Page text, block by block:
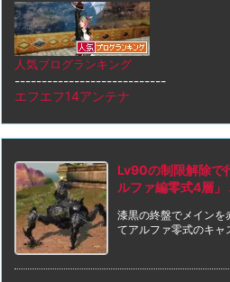
人気ブログランキング
----------------------------
エフエフ14アンテナ
Lv90の制限解除
ルファ編零式4層
漆黒の終盤でメインを
てアルファ零式のキャ